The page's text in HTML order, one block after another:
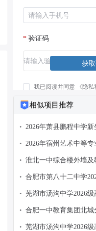
* 验证码
获
我已阅读并同意 《隐
相似项目推荐
• 2026年萧县鹏程中学
• 2026年宿州艺术中等专
• 淮北一中综合楼外墙
• 合肥市第八十二中学
• 芜湖市汤沟中学2026
• 合肥一中教育集团北城
• 芜湖市汤沟中学2026